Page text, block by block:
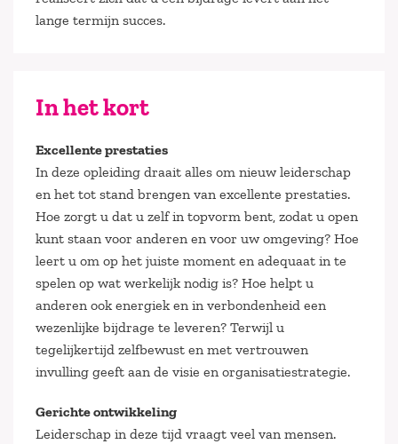
lange termijn succes.
In het kort
Excellente prestaties
In deze opleiding draait alles om nieuw leiderschap
en het tot stand brengen van excellente prestaties.
Hoe zorgt u dat u zelf in topvorm bent, zodat u open
kunt staan voor anderen en voor uw omgeving? Hoe
leert u om op het juiste moment en adequaat in te
spelen op wat werkelijk nodig is? Hoe helpt u
anderen ook energiek en in verbondenheid een
wezenlijke bijdrage te leveren? Terwijl u
tegelijkertijd zelfbewust en met vertrouwen
invulling geeft aan de visie en organisatiestrategie.
Gerichte ontwikkeling
Leiderschap in deze tijd vraagt veel van mensen.